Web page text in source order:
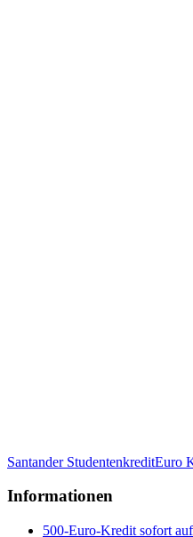
Santander StudentenkreditEuro
Informationen
500-Euro-Kredit sofort